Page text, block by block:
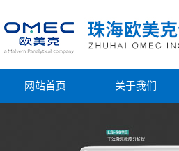
网站首页 关于我们